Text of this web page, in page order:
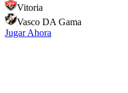
Vitoria
Vasco DA Gama
Jugar Ahora